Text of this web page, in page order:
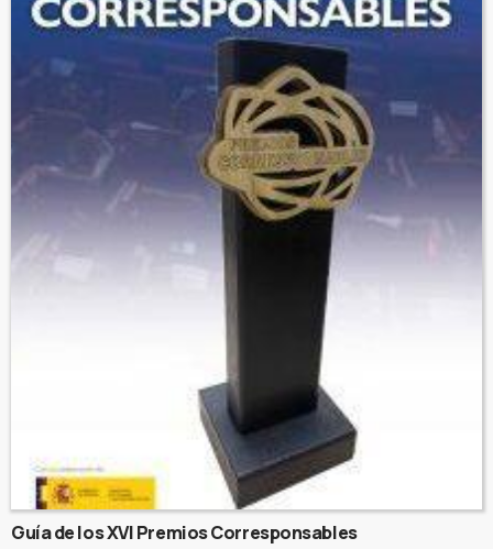
Guía de los XVI Premios Corresponsables